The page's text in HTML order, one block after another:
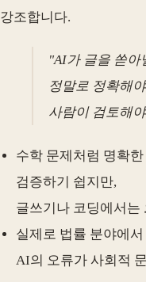
강조합니다.
"AI가 글을 쏟아
정말로 정확해
사람이 검토해
수학 문제처럼 명확
검증하기 쉽지만,
글쓰기나 코딩에서는
실제로 법률 분야에서
AI의 오류가 사회적